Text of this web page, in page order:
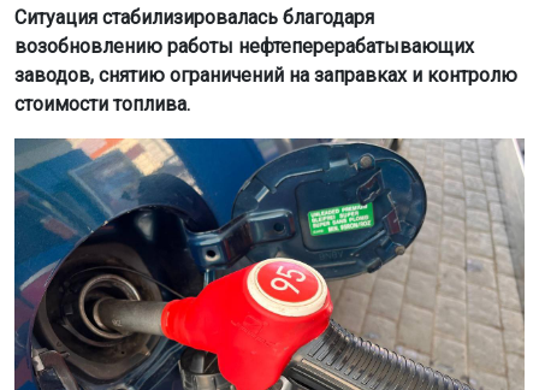
Ситуация стабилизировалась благодаря
возобновлению работы нефтеперерабатывающих
заводов, снятию ограничений на заправках и контролю
стоимости топлива.